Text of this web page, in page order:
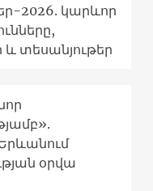
2026. կարևոր
և տեսանյութեր
օրվա